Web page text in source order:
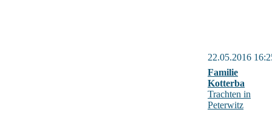
22.05.2016
Familie
Kotterba
Trachten in
Peterwitz